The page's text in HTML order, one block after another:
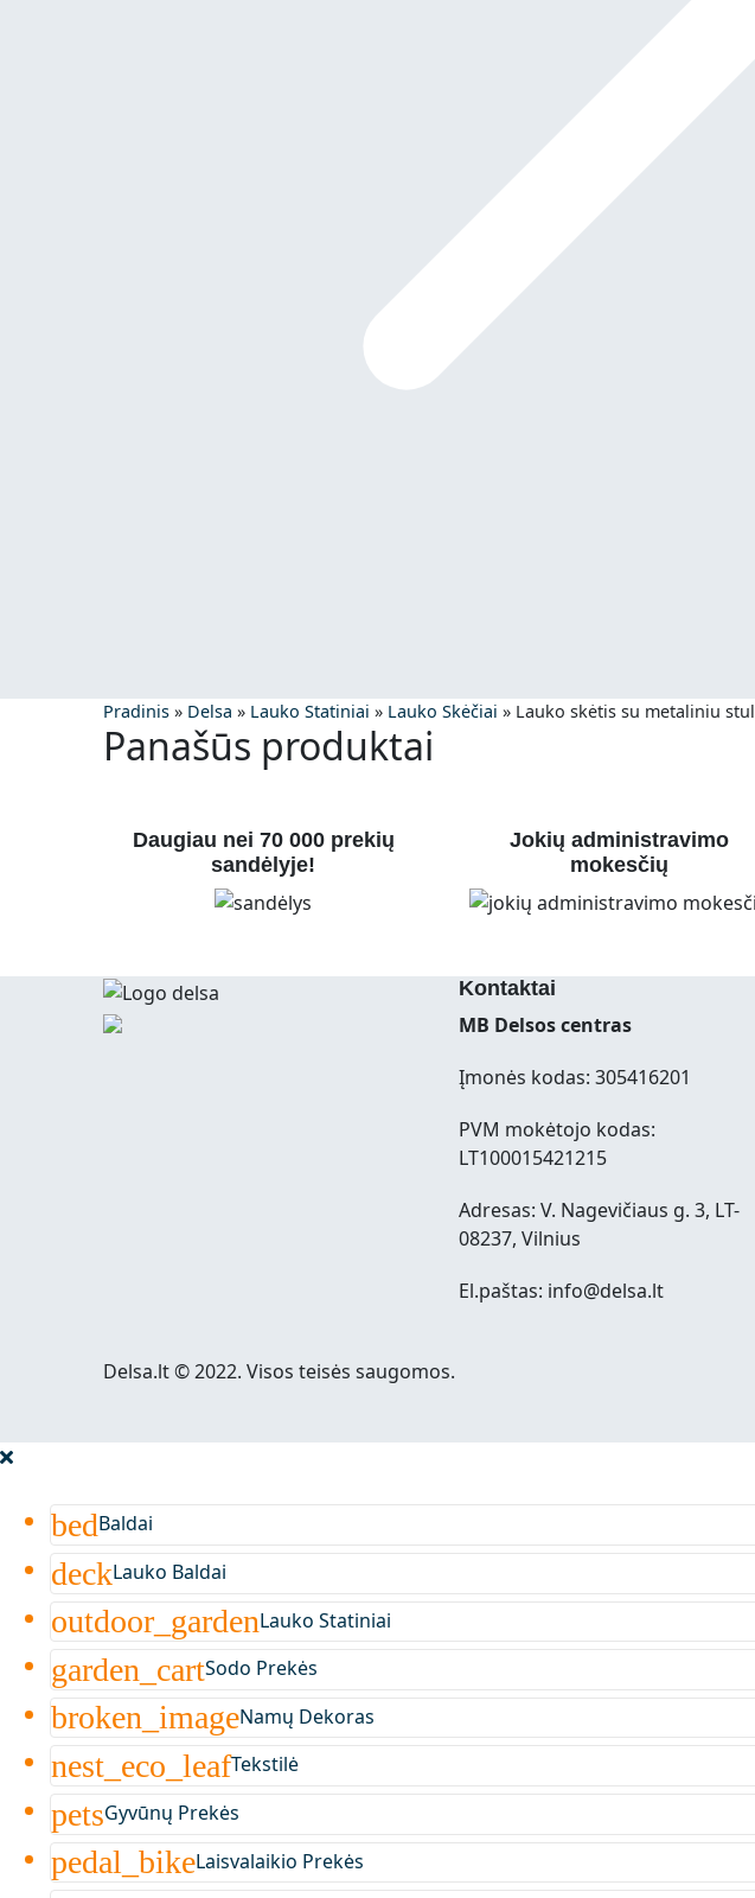
Pradinis » Delsa » Lauko Statiniai » Lauko Skėčiai » Lauko skėtis su metaliniu
Panašūs produktai
Daugiau nei 70 000 prekių
sandėlyje!
Jokių administravimo
mokesčių
Kontaktai
MB Delsos centras
Įmonės kodas: 305416201
PVM mokėtojo kodas:
LT100015421215
Adresas: V. Nagevičiaus g. 3, LT-
08237, Vilnius
El.paštas: info@delsa.lt
Delsa.lt © 2022. Visos teisės saugomos.
bedBaldai
deckLauko Baldai
outdoor_gardenLauko Statiniai
garden_cartSodo Prekės
broken_imageNamų Dekoras
nest_eco_leafTekstilė
petsGyvūnų Prekės
pedal_bikeLaisvalaikio Prekės